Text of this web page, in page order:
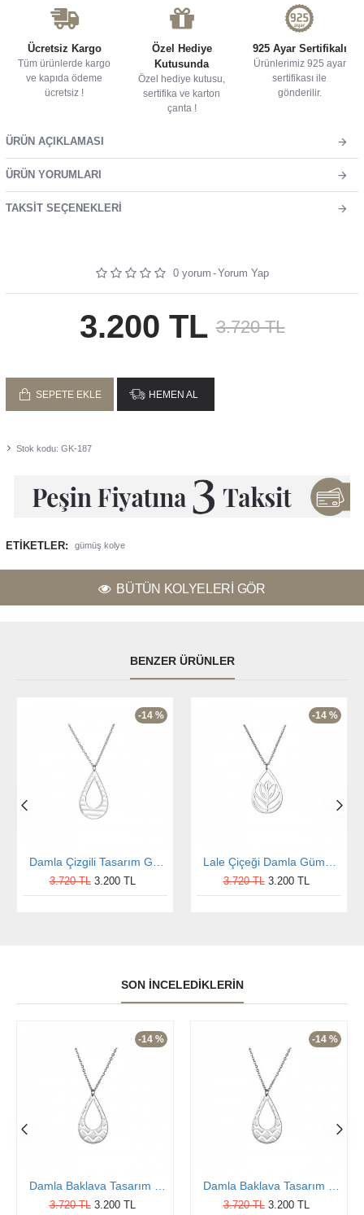
Ücretsiz Kargo
Tüm ürünlerde kargo
ve kapıda ödeme
ücretsiz !
Özel Hediye
Kutusunda
Özel hediye kutusu,
sertifika ve karton
çanta !
925 Ayar Sertifikalı
Ürünlerimiz 925 ayar
sertifikası ile
gönderilir.
ÜRÜN AÇIKLAMASI
ÜRÜN YORUMLARI
TAKSIT SEÇENEKLERI
Stok kodu: GK-187
0 yorum -Yorum Yap
3.720 TL
3.200 TL
SEPETE EKLE HEMEN AL
ETIKETLER: gümüş kolye
BÜTÜN KOLYELERI GÖR
BENZER ÜRÜNLER
-14 %
3.720 TL 3.200 TL
-14 %
3.720 TL 3.200 TL
SON İNCELEDIKLERIN
-14 %
3.720 TL 3.200 TL
-14 %
3.720 TL 3.200 TL